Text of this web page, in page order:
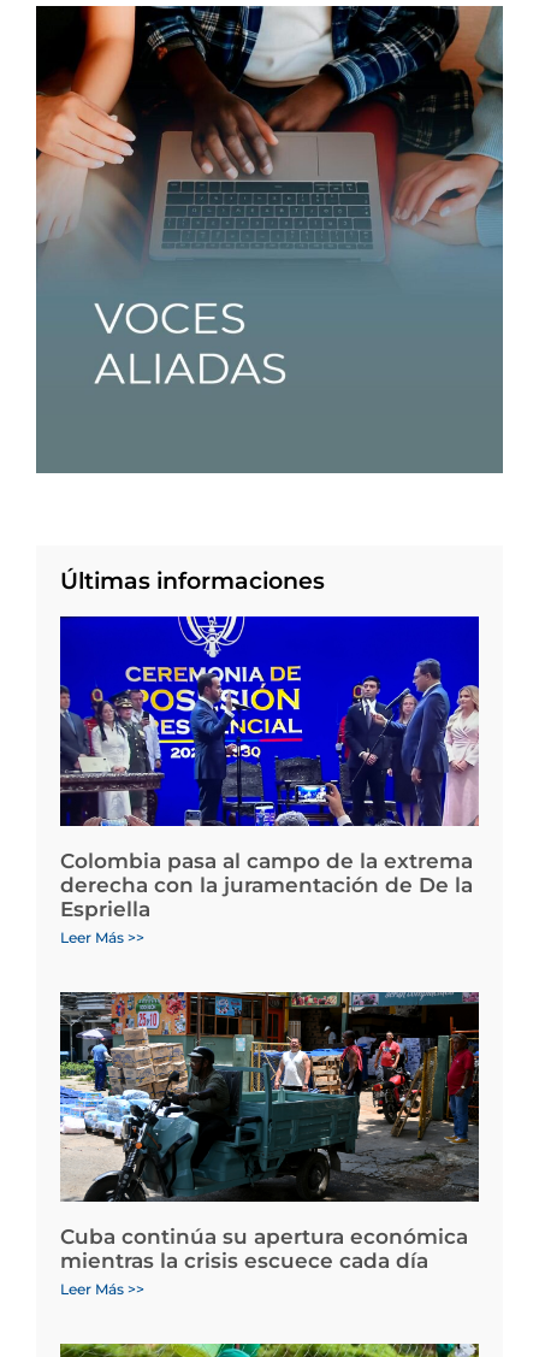
Últimas informaciones
Colombia pasa al campo de la extrema
derecha con la juramentación de De la
Espriella
Leer Más >>
Cuba continúa su apertura económica
mientras la crisis escuece cada día
Leer Más >>